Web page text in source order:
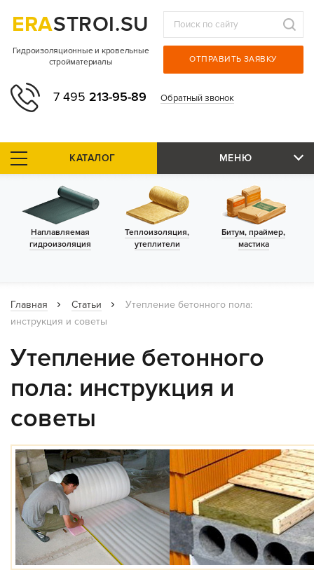
ERASTROI.SU
Гидроизоляционные и кровельные
стройматериалы
7 495 213-95-89 Обратный звонок
ОТПРАВИТЬ ЗАЯВКУ
КАТАЛОГ МЕНЮ
Наплавляемая
гидроизоляция
Теплоизоляция,
утеплители
Битум, праймер,
мастика
Главная Статьи
Утепление бетонного пола:
инструкция и советы
Утепление бетонного
пола: инструкция и
советы